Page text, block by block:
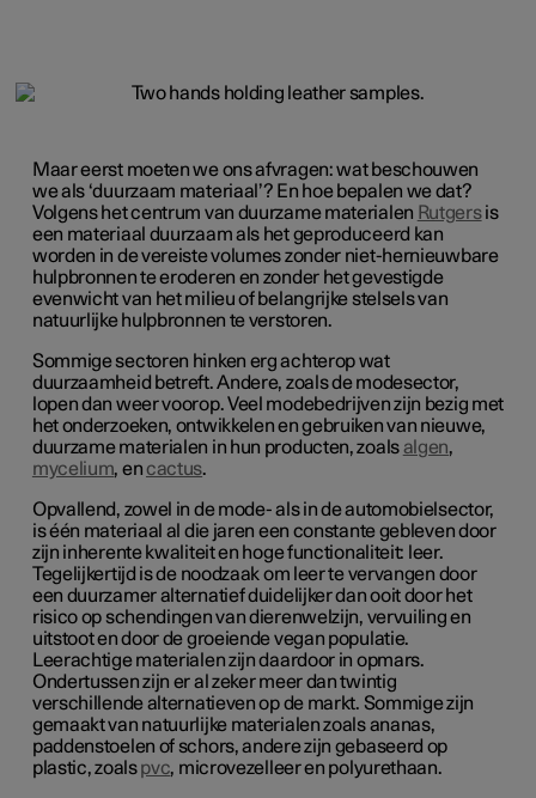
Maar eerst moeten we ons afvragen: wat beschouwen
we als ‘duurzaam materiaal’? En hoe bepalen we dat?
Volgens het centrum van duurzame materialen Rutgersis
een materiaal duurzaam als het geproduceerd kan
worden in de vereiste volumes zonder niet-hernieuwbare
hulpbronnen te eroderen en zonder het gevestigde
evenwicht van het milieu of belangrijke stelsels van
natuurlijke hulpbronnen te verstoren.
Sommige sectoren hinken erg achterop wat
duurzaamheid betreft. Andere, zoals de modesector,
lopen dan weer voorop. Veel modebedrijven zijn bezig met
het onderzoeken, ontwikkelen en gebruiken van nieuwe,
duurzame materialen in hun producten, zoalsalgen,
mycelium, encactus.
Opvallend, zowel in de mode- als in de automobielsector,
is één materiaal al die jaren een constante gebleven door
zijn inherente kwaliteit en hoge functionaliteit: leer.
Tegelijkertijd is de noodzaak om leer te vervangen door
een duurzamer alternatief duidelijker dan ooit door het
risico op schendingen van dierenwelzijn, vervuiling en
uitstoot en door de groeiende vegan populatie.
Leerachtige materialen zijn daardoor in opmars.
Ondertussen zijn er al zeker meer dan twintig
verschillende alternatieven op de markt. Sommige zijn
gemaakt van natuurlijke materialen zoals ananas,
paddenstoelen of schors, andere zijn gebaseerd op
plastic, zoalspvc, microvezelleer en polyurethaan.